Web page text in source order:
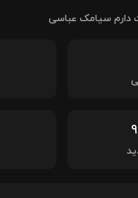
دارم سیامک عباسی